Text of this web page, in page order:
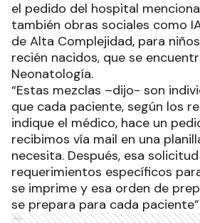
el pedido del hospital
también obras sociales como
de Alta Complejidad, para
recién nacidos, que se
Neonatología.
“Estas mezclas –dijo- son
que cada paciente, según los
indique el médico, hace un
recibimos vía mail en una
necesita. Después, esa
requerimientos específicos
se imprime y esa orden de
se prepara para cada
Ads